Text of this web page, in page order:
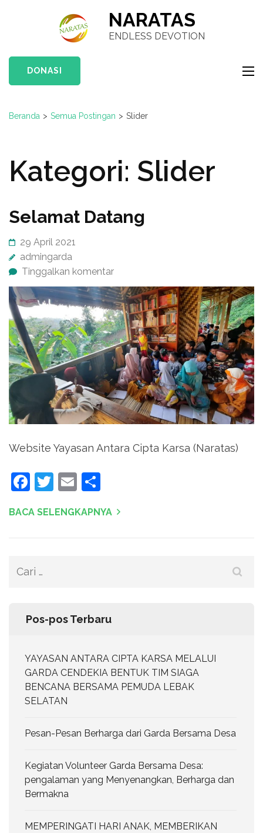
(Tekan
Enter)
NARATAS
ENDLESS DEVOTION
DONASI
Beranda > Semua Postingan > Slider
Kategori: Slider
Selamat Datang
29 April 2021
admingarda
Tinggalkan komentar
Website Yayasan Antara Cipta Karsa (Naratas)
Facebook
Twitter
Email
BACA SELENGKAPNYA
Cari
Pos-pos Terbaru
YAYASAN ANTARA CIPTA KARSA MELALUI
GARDA CENDEKIA BENTUK TIM SIAGA
BENCANA BERSAMA PEMUDA LEBAK
SELATAN
Pesan-Pesan Berharga dari Garda Bersama Desa
Kegiatan Volunteer Garda Bersama Desa:
pengalaman yang Menyenangkan, Berharga dan
Bermakna
MEMPERINGATI HARI ANAK, MEMBERIKAN